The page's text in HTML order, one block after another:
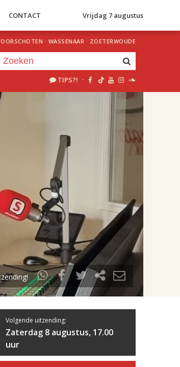
CONTACT Vrijdag 7 augustus
· WASSENAAR · ZOETERWOUDE
TIPS?! ·
uur 1 van 2
Volgend uur
Volgende uitzending:
Zaterdag 8 augustus, 17.00
uur